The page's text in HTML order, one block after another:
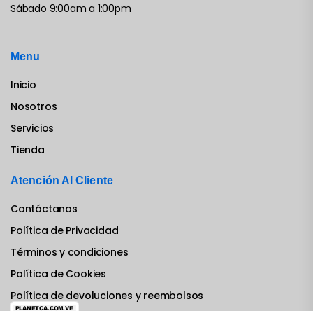
Sábado 9:00am a 1:00pm
Menu
Inicio
Nosotros
Servicios
Tienda
Atención Al Cliente
Contáctanos
Política de Privacidad
Términos y condiciones
Política de Cookies
Política de devoluciones y reembolsos